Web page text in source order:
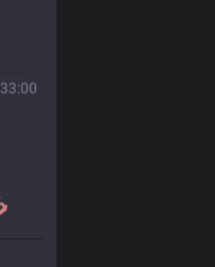
33:00